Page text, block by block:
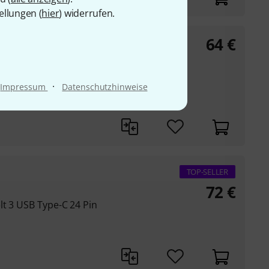
(hier) widerrufen.
Impressum · Datenschutzhinweise
64 €
USB Type-C 24 Pin
TOP-SELLER
72 €